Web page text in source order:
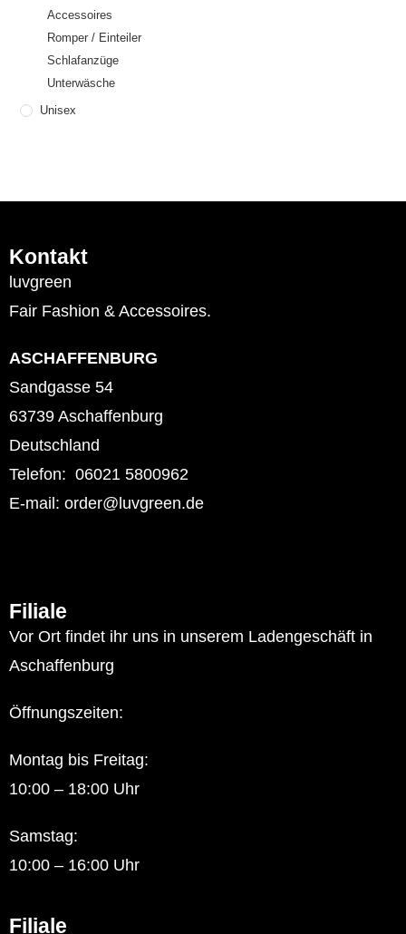
Accessoires
Romper / Einteiler
Schlafanzüge
Unterwäsche
Unisex
Kontakt
luvgreen
Fair Fashion & Accessoires.
ASCHAFFENBURG
Sandgasse 54
63739 Aschaffenburg
Deutschland
Telefon: 06021 5800962
E-mail: order@luvgreen.de
Filiale
Vor Ort findet ihr uns in unserem Ladengeschäft in
Aschaffenburg
Öffnungszeiten:
Montag bis Freitag:
10:00 – 18:00 Uhr
Samstag:
10:00 – 16:00 Uhr
Filiale